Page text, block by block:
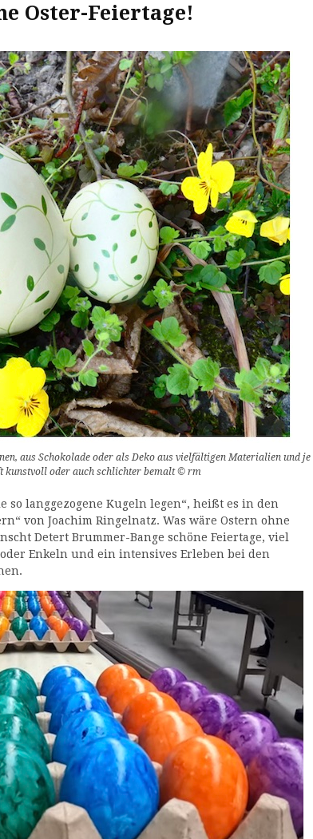
Oster-Feiertage!
aus Schokolade oder als Deko aus vielfältigen Materialien und je
kunstvoll oder auch schlichter bemalt © rm
so langgezogene Kugeln legen“, heißt es in den
von Joachim Ringelnatz. Was wäre Ostern ohne
Detert Brummer-Bange schöne Feiertage, viel
Enkeln und ein intensives Erleben bei den